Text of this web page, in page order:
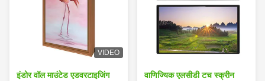
VIDEO
इंडोर वॉल माउंटेड एडवरटाइजिंग
वाणिज्यिक एलसीडी टच स्क्रीन